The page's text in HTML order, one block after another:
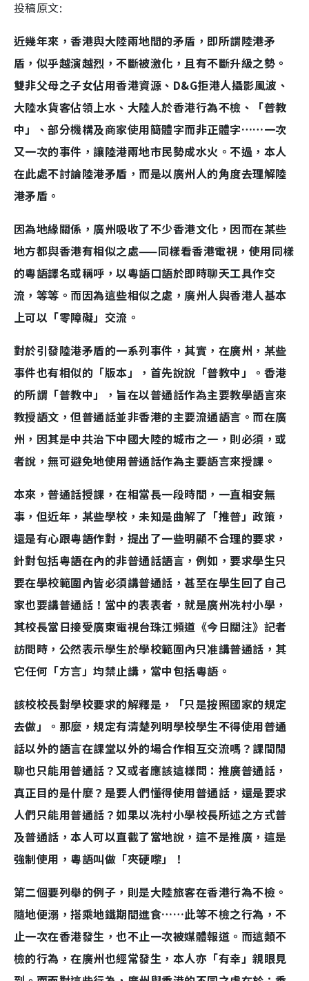
投稿原文:
近幾年來，香港與大陸兩地間的矛盾，即所謂陸港矛
盾，似乎越演越烈，不斷被激化，且有不斷升級之勢。
雙非父母之子女佔用香港資源、D&G拒港人攝影風波、
大陸水貨客佔領上水、大陸人於香港行為不檢、「普教
中」、部分機構及商家使用簡體字而非正體字……一次
又一次的事件，讓陸港兩地市民勢成水火。不過，本人
在此處不討論陸港矛盾，而是以廣州人的角度去理解陸
港矛盾。
因為地緣關係，廣州吸收了不少香港文化，因而在某些
地方都與香港有相似之處——同樣看香港電視，使用同樣
的粵語譯名或稱呼，以粵語口語於即時聊天工具作交
流，等等。而因為這些相似之處，廣州人與香港人基本
上可以「零障礙」交流。
對於引發陸港矛盾的一系列事件，其實，在廣州，某些
事件也有相似的「版本」，首先說說「普教中」。香港
的所謂「普教中」，旨在以普通話作為主要教學語言來
教授語文，但普通話並非香港的主要流通語言。而在廣
州，因其是中共治下中國大陸的城市之一，則必須，或
者說，無可避免地使用普通話作為主要語言來授課。
本來，普通話授課，在相當長一段時間，一直相安無
事，但近年，某些學校，未知是曲解了「推普」政策，
還是有心跟粵語作對，提出了一些明顯不合理的要求，
針對包括粵語在內的非普通話語言，例如，要求學生只
要在學校範圍內皆必須講普通話，甚至在學生回了自己
家也要講普通話！當中的表表者，就是廣州冼村小學，
其校長當日接受廣東電視台珠江頻道《今日關注》記者
訪問時，公然表示學生於學校範圍內只准講普通話，其
它任何「方言」均禁止講，當中包括粵語。
該校校長對學校要求的解釋是，「只是按照國家的規定
去做」。那麼，規定有清楚列明學校學生不得使用普通
話以外的語言在課堂以外的場合作相互交流嗎？課間閒
聊也只能用普通話？又或者應該這樣問：推廣普通話，
真正目的是什麼？是要人們懂得使用普通話，還是要求
人們只能用普通話？如果以冼村小學校長所述之方式普
及普通話，本人可以直截了當地說，這不是推廣，這是
強制使用，粵語叫做「夾硬嚟」！
第二個要列舉的例子，則是大陸旅客在香港行為不檢。
隨地便溺，搭乘地鐵期間進食……此等不檢之行為，不
止一次在香港發生，也不止一次被媒體報道。而這類不
檢的行為，在廣州也經常發生，本人亦「有幸」親眼見